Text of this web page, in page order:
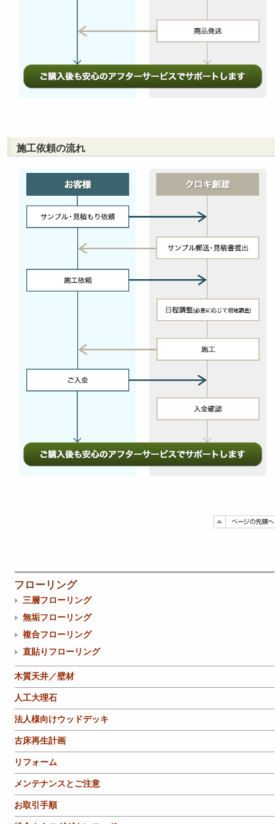
施工依頼の流れ
フローリング
三層フローリング
無垢フローリング
複合フローリング
直貼りフローリング
木質天井／壁材
人工大理石
法人様向けウッドデッキ
古床再生計画
リフォーム
メンテナンスとご注意
お取引手順